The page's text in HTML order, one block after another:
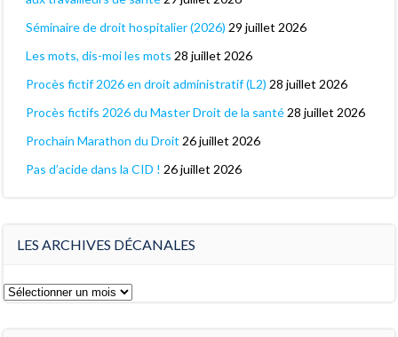
Séminaire de droit hospitalier (2026) 29 juillet 2026
Les mots, dis-moi les mots 28 juillet 2026
Procès fictif 2026 en droit administratif (L2) 28 juillet 2026
Procès fictifs 2026 du Master Droit de la santé 28 juillet 2026
Prochain Marathon du Droit 26 juillet 2026
Pas d’acide dans la CID ! 26 juillet 2026
LES ARCHIVES DÉCANALES
Les